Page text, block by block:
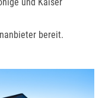
bereit.